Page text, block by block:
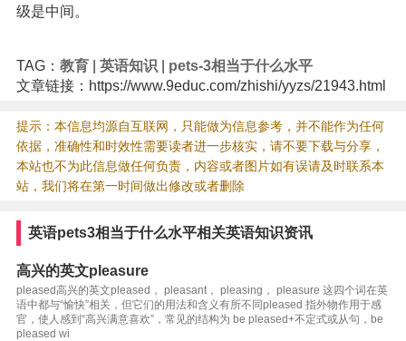
级是中间。
TAG： 教育| 英语知识
pets-3相当于什么水平
文章链接：https://www.9educ.com/zhishi/yyzs/21943.html
提示：本信息均源自互联网，只能做为信息参考，并不能作为任何
依据，准确性和时效性需要读者进一步核实，请不要下载与分享，
本站也不为此信息做任何负责，内容或者图片如有误请及时联系本
站，我们将在第一时间做出修改或者删除
英语pets3相当于什么水平相关英语知识资讯
高兴的英文pleasure
pleased高兴的英文pleased， pleasant， pleasing， pleasure 这四个词在英
语中都与“愉快”相关，但它们的用法和含义有所不同pleased 指外物作用于感
官，使人感到“高兴满意喜欢”，常见的结构为 be pleased+不定式或从句，be
pleased wi